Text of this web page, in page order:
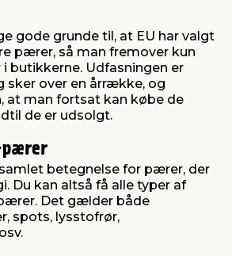
gode grunde til, at EU har valgt
pærer, så man fremover kun
butikkerne. Udfasningen er
sker over en årrække, og
at man fortsat kan købe de
de er udsolgt.
pærer
betegnelse for pærer, der
Du kan altså få alle typer af
Det gælder både
spots, lysstofrør,